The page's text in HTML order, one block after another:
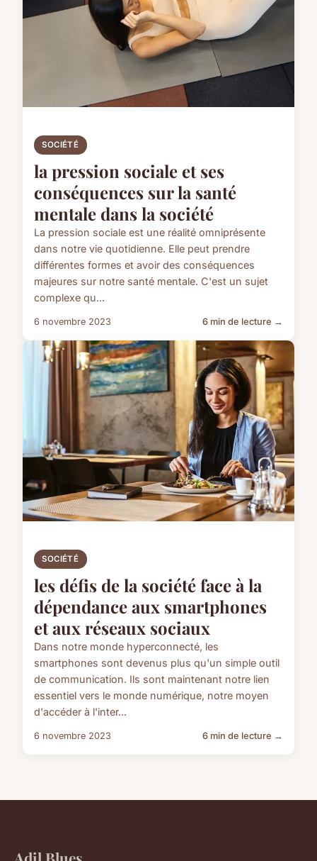
SOCIÉTÉ
la pression sociale et ses
conséquences sur la santé
mentale dans la société
La pression sociale est une réalité omniprésente
dans notre vie quotidienne. Elle peut prendre
différentes formes et avoir des conséquences
majeures sur notre santé mentale. C'est un sujet
complexe qu...
6 novembre 2023 6 min de lecture →
SOCIÉTÉ
les défis de la société face à la
dépendance aux smartphones
et aux réseaux sociaux
Dans notre monde hyperconnecté, les
smartphones sont devenus plus qu'un simple outil
de communication. Ils sont maintenant notre lien
essentiel vers le monde numérique, notre moyen
d'accéder à l'inter...
6 novembre 2023 6 min de lecture →